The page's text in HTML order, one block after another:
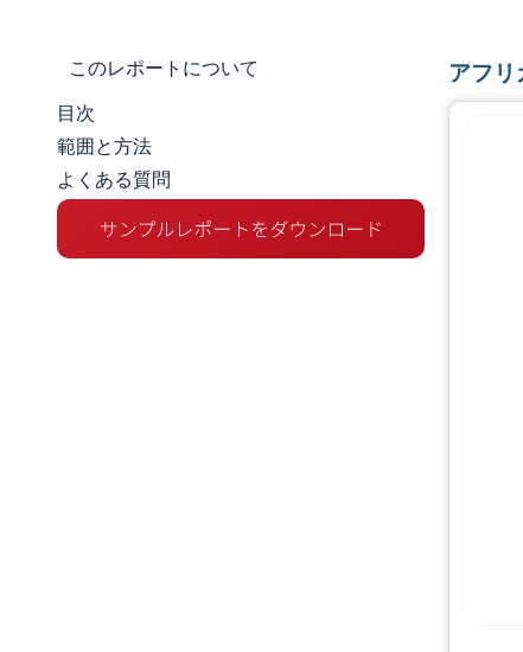
このレポートについて
市場規模とシェア
市場分析
トレンドとインサイト
目次
範囲と方法
よくある質問
アフ